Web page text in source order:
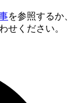
を参照するか、
せください。